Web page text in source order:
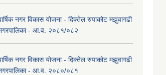
नगर विकास योजना - दिक्तेल रुपाकोट मझुवागढी
- आ.व. २०८१/०८२
नगर विकास योजना - दिक्तेल रुपाकोट मझुवागढी
- आ.व. २०८०/०८१